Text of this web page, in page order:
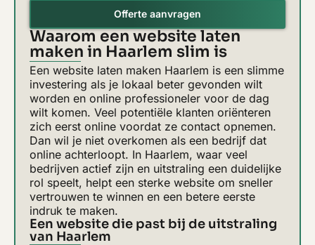
Offerte aanvragen
Waarom een website laten
maken in Haarlem slim is
Een website laten maken Haarlem is een slimme
investering als je lokaal beter gevonden wilt
worden en online professioneler voor de dag
wilt komen. Veel potentiële klanten oriënteren
zich eerst online voordat ze contact opnemen.
Dan wil je niet overkomen als een bedrijf dat
online achterloopt. In Haarlem, waar veel
bedrijven actief zijn en uitstraling een duidelijke
rol speelt, helpt een sterke website om sneller
vertrouwen te winnen en een betere eerste
indruk te maken.
Een website die past bij de uitstraling
van Haarlem